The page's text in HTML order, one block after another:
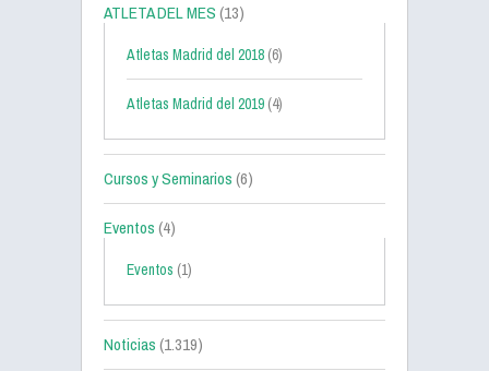
ATLETA DEL MES(13)
Atletas Madrid del 2018 (6)
Atletas Madrid del 2019 (4)
Cursos y Seminarios(6)
Eventos(4)
Eventos (1)
Noticias(1.319)